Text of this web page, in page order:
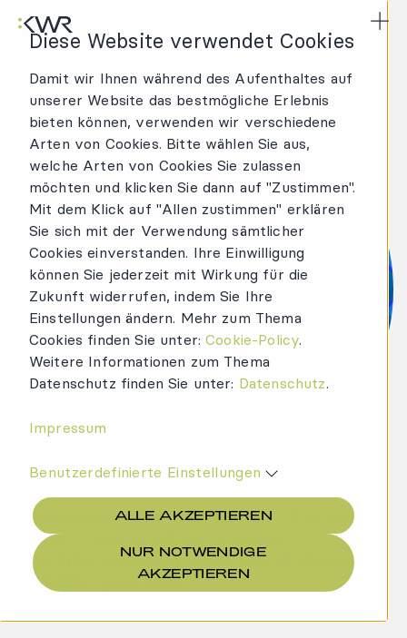
Diese Website verwendet Cookies
Damit wir Ihnen während des Aufenthaltes auf
unserer Website das bestmögliche Erlebnis
bieten können, verwenden wir verschiedene
Arten von Cookies. Bitte wählen Sie aus,
welche Arten von Cookies Sie zulassen
möchten und klicken Sie dann auf "Zustimmen".
Mit dem Klick auf "Allen zustimmen" erklären
Sie sich mit der Verwendung sämtlicher
Cookies einverstanden. Ihre Einwilligung
können Sie jederzeit mit Wirkung für die
Zukunft widerrufen, indem Sie Ihre
Einstellungen ändern. Mehr zum Thema
Cookies finden Sie unter:Cookie-Policy.
Weitere Informationen zum Thema
Datenschutz finden Sie unter: Datenschutz.
Impressum
Benutzerdefinierte Einstellungen
ALLE AKZEPTIEREN
NUR NOTWENDIGE
AKZEPTIEREN
Datentransfer zwischen EU und
USA – kommt ein neuer
Rechtsrahmen und wird dieser
wieder gekippt?